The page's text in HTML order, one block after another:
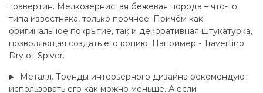
травертин. Мелкозернистая бежевая порода – что-то
типа известняка, только прочнее. Причём как
оригинальное покрытие, так и декоративная штукатурка,
позволяющая создать его копию. Например - Travertino
Dry от Spiver.
Металл. Тренды интерьерного дизайна рекомендуют
использовать его как можно меньше. А если